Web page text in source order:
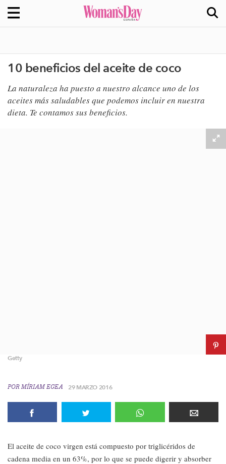
10 beneficios del aceite de coco
La naturaleza ha puesto a nuestro alcance uno de los
aceites más saludables que podemos incluir en nuestra
dieta. Te contamos sus beneficios.
Getty
POR MÍRIAM EGEA 29 MARZO 2016
El aceite de coco virgen está compuesto por triglicéridos de
cadena media en un 63%, por lo que se puede digerir y absorber